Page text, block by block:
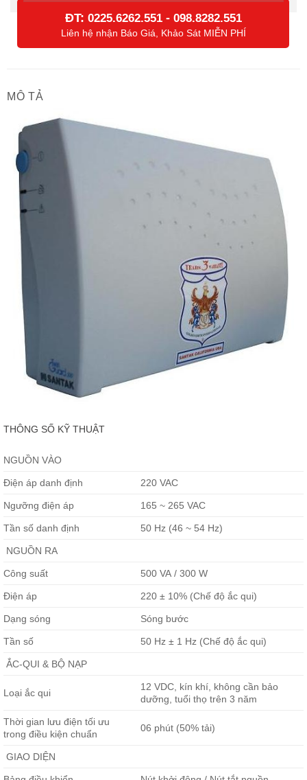
ĐT: 0225.6262.551 - 098.8282.551
Liên hệ nhận Báo Giá, Khảo Sát MIỄN PHÍ
MÔ TẢ
THÔNG SỐ KỸ THUẬT
NGUỒN VÀO
Điện áp danh định 220 VAC
Ngưỡng điện áp 165 ~ 265 VAC
Tần số danh định 50 Hz (46 ~ 54 Hz)
NGUỒN RA
Công suất 500 VA / 300 W
Điện áp 220 ± 10% (Chế độ ắc qui)
Dạng sóng Sóng bước
Tần số 50 Hz ± 1 Hz (Chế độ ắc qui)
ẮC-QUI & BỘ NẠP
Loại ắc qui
12 VDC, kín khí, không cần bảo
dưỡng, tuổi thọ trên 3 năm
Thời gian lưu điện tối ưu
trong điều kiện chuẩn
06 phút (50% tải)
GIAO DIỆN